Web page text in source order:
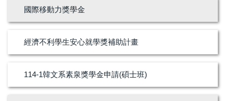
國際移動力獎學金
經濟不利學生安心就學獎補助計畫
114-1韓文系素泉獎學金申請(碩士班)